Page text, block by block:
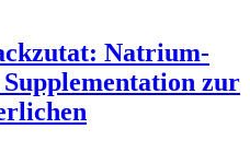
Natrium-
zur